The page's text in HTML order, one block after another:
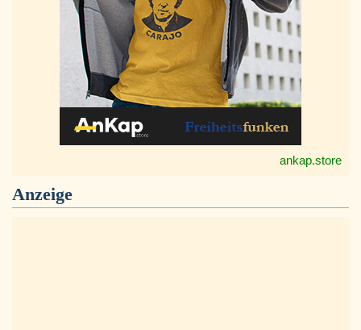
ankap.store
Anzeige